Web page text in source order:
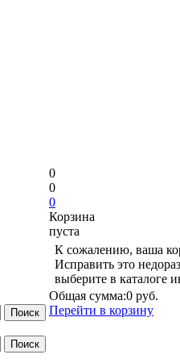
0
0
0
Корзина
пуста
К сожалению, ваша
Исправить это
выберите в каталоге
Общая сумма:0 руб.
Перейти в корзину